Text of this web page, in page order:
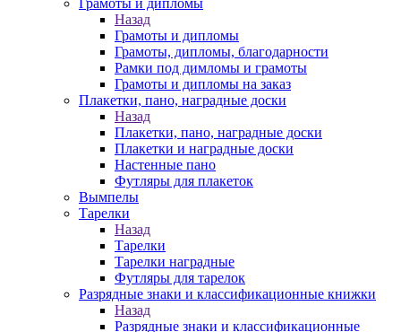
Грамоты и дипломы
Назад
Грамоты и дипломы
Грамоты, дипломы, благодарности
Рамки под димломы и грамоты
Грамоты и дипломы на заказ
Плакетки, пано, наградные доски
Назад
Плакетки, пано, наградные доски
Плакетки и наградные доски
Настенные пано
Футляры для плакеток
Вымпелы
Тарелки
Назад
Тарелки
Тарелки наградные
Футляры для тарелок
Разрядные знаки и классификационные книжки
Назад
Разрядные знаки и классификационные